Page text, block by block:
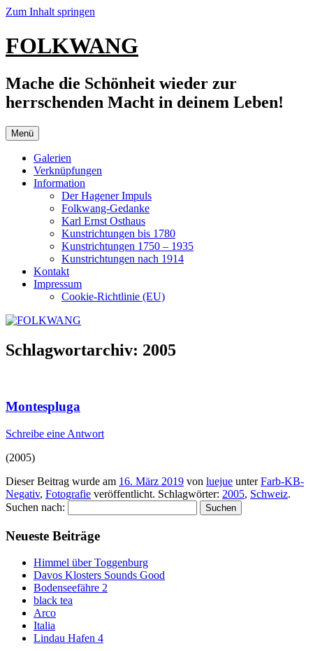
Zum Inhalt springen
FOLKWANG
Mache die Schönheit wieder zur
herrschenden Macht in deinem Leben!
Menü
Galerien
Verknüpfungen
Information
Der Hagener Impuls
Folkwang-Gedanke
Karl Ernst Osthaus
Kunstrichtungen bis 1780
Kunstrichtungen 1750 – 1935
Kunstrichtungen nach 1914
Kontakt
Impressum
Cookie-Richtlinie (EU)
Schlagwortarchiv: 2005
Montespluga
Schreibe eine Antwort
(2005)
Dieser Beitrag wurde am 16. März 2019 von luejue unterFarb-KB-
Negativ, Fotografie veröffentlicht. Schlagwörter: 2005, Schweiz.
Suchen nach:
Neueste Beiträge
Himmel über Toggenburg
Davos Klosters Sounds Good
Bodenseefähre 2
black tea
Arco
Italia
Lindau Hafen 4